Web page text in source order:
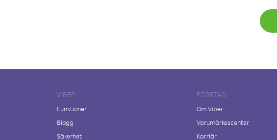
VIBER
Funktioner
Blogg
Säkerhet
FÖRETAG
Om Viber
Varumärkescenter
Karriär